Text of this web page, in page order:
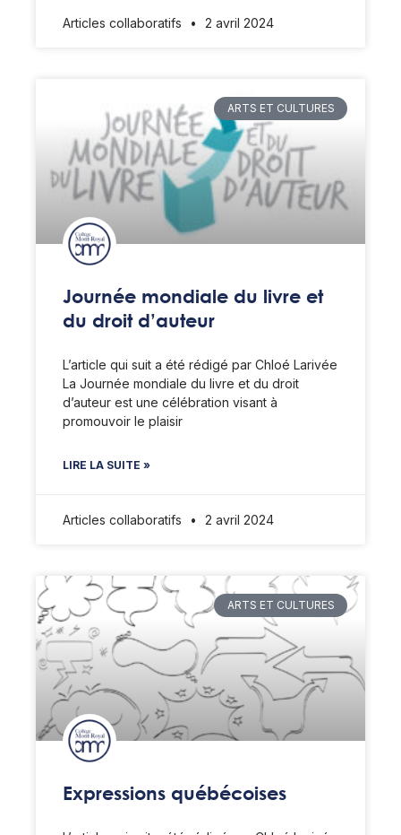
Articles collaboratifs 2 avril 2024
ARTS ET CULTURES
Journée mondiale du livre et
du droit d’auteur
L’article qui suit a été rédigé par Chloé Larivée
La Journée mondiale du livre et du droit
d’auteur est une célébration visant à
promouvoir le plaisir
LIRE LA SUITE »
Articles collaboratifs 2 avril 2024
ARTS ET CULTURES
Expressions québécoises